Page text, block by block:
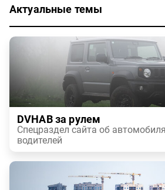
Актуальные темы
DVHAB за рулем
Спецраздел сайта об
водителей